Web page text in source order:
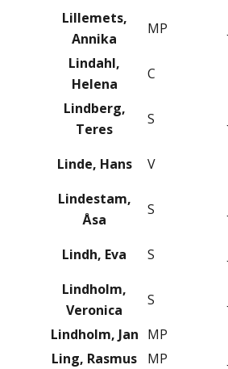
Lillemets,
Annika
MP
Lindahl,
Helena
C
Lindberg,
Teres
S
Linde, Hans V
Lindestam,
Åsa
S
Lindh, Eva S
Lindholm,
Veronica
S
Lindholm, Jan MP
Ling, Rasmus
MP